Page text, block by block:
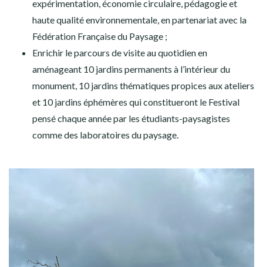
expérimentation, économie circulaire, pédagogie et
haute qualité environnementale, en partenariat avec la
Fédération Française du Paysage ;
Enrichir le parcours de visite au quotidien en
aménageant 10 jardins permanents à l’intérieur du
monument, 10 jardins thématiques propices aux ateliers
et 10 jardins éphémères qui constitueront le Festival
pensé chaque année par les étudiants-paysagistes
comme des laboratoires du paysage.